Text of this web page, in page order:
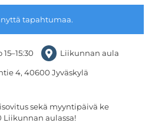
tapahtumaa.
15–15:30 Liikunnan aula
4, 40600 Jyväskylä
sekä myyntipäivä ke
Liikunnan aulassa!